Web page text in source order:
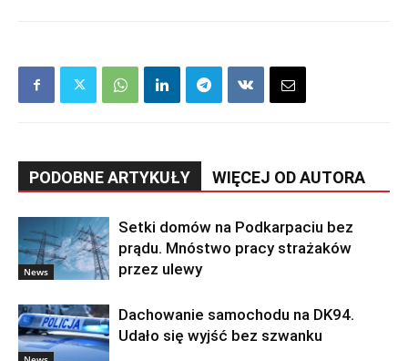
PODOBNE ARTYKUŁY WIĘCEJ OD AUTORA
News
Setki domów na Podkarpaciu bez
prądu. Mnóstwo pracy strażaków
przez ulewy
Dachowanie samochodu na DK94.
Udało się wyjść bez szwanku